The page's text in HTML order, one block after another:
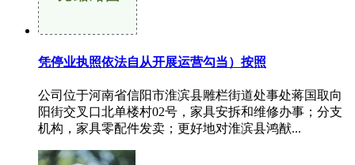
凭停业执照依法自从开展运营勾当）按照
公司位于河南省信阳市淮滨县雕栏街道处事处蒋国取向
阳街交叉口北单楼村02号，家具安拆和维修办事；分支
机构，家具零配件发卖；更好地对淮滨县鸿猷...